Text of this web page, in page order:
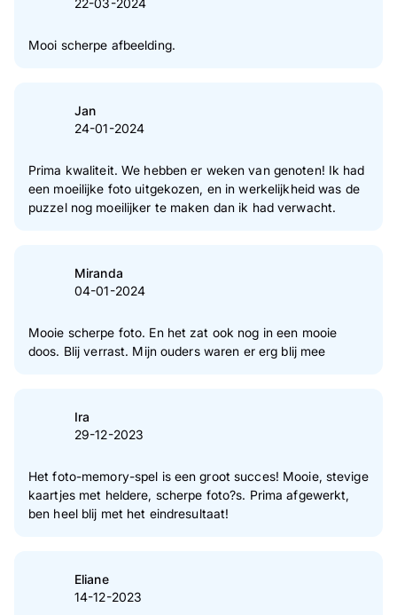
22-03-2024
Mooi scherpe afbeelding.
Jan
24-01-2024
Prima kwaliteit. We hebben er weken van genoten! Ik had
een moeilijke foto uitgekozen, en in werkelijkheid was de
puzzel nog moeilijker te maken dan ik had verwacht.
Miranda
04-01-2024
Mooie scherpe foto. En het zat ook nog in een mooie
doos. Blij verrast. Mijn ouders waren er erg blij mee
Ira
29-12-2023
Het foto-memory-spel is een groot succes! Mooie, stevige
kaartjes met heldere, scherpe foto?s. Prima afgewerkt,
ben heel blij met het eindresultaat!
Eliane
14-12-2023